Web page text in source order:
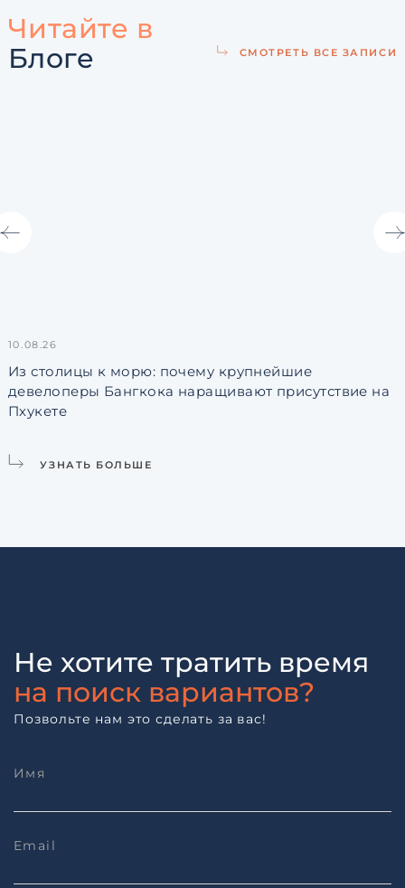
Читайте в
Блоге
СМОТРЕТЬ ВСЕ ЗАПИСИ
10.08.26
Из столицы к морю: почему крупнейшие
девелоперы Бангкока наращивают присутствие на
Пхукете
УЗНАТЬ БОЛЬШЕ
Не хотите тратить время
на поиск вариантов?
Позвольте нам это сделать за вас!